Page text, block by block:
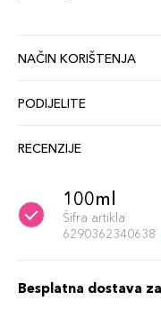
NAČIN KORIŠTENJA
PODIJELITE
RECENZIJE
100ml
Šifra artikla
6290362340638
Besplatna dostava